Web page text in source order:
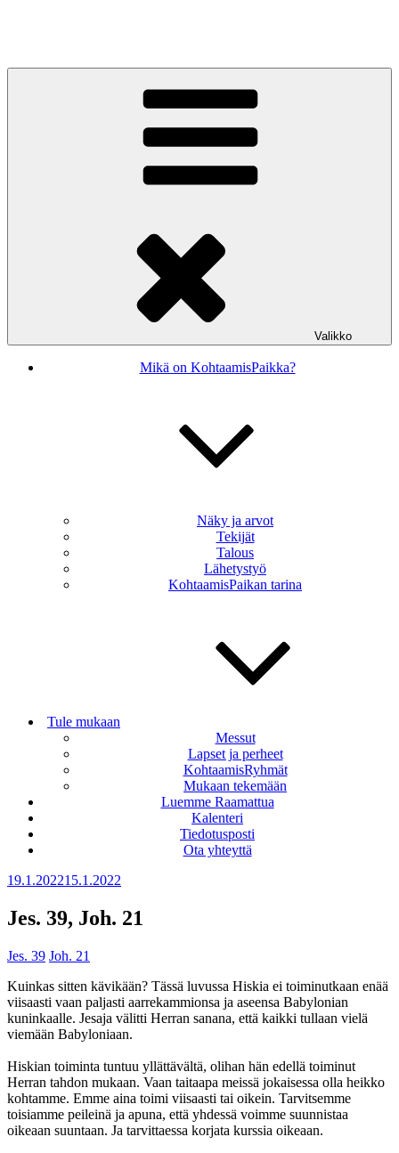
Valikko
Mikä on KohtaamisPaikka?
Näky ja arvot
Tekijät
Talous
Lähetystyö
KohtaamisPaikan tarina
Tule mukaan
Messut
Lapset ja perheet
KohtaamisRyhmät
Mukaan tekemään
Luemme Raamattua
Kalenteri
Tiedotusposti
Ota yhteyttä
Julkaistu
19.1.202215.1.2022
Jes. 39, Joh. 21
Jes. 39 Joh. 21
Kuinkas sitten kävikään? Tässä luvussa Hiskia ei toiminutkaan enää
viisaasti vaan paljasti aarrekammionsa ja aseensa Babylonian
kuninkaalle. Jesaja välitti Herran sanana, että kaikki tullaan vielä
viemään Babyloniaan.
Hiskian toiminta tuntuu yllättävältä, olihan hän edellä toiminut
Herran tahdon mukaan. Vaan taitaapa meissä jokaisessa olla heikko
kohtamme. Emme aina toimi viisaasti tai oikein. Tarvitsemme
toisiamme peileinä ja apuna, että yhdessä voimme suunnistaa
oikeaan suuntaan. Ja tarvittaessa korjata kurssia oikeaan.